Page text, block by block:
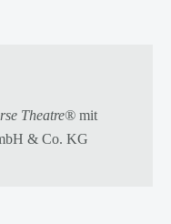
Theatre® mit
& Co. KG